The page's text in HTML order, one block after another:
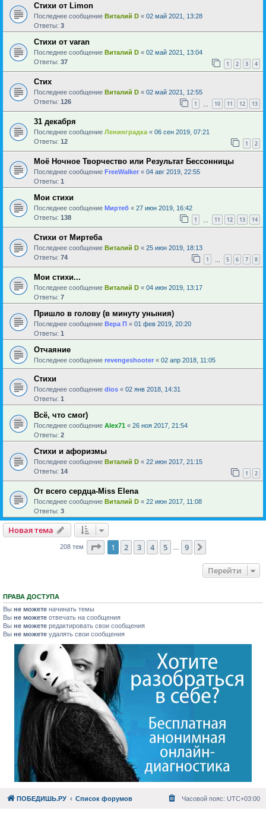
Стихи от Limon
Последнее сообщение Виталий D « 02 май 2021, 13:28
Ответы: 3
Стихи от varan
Последнее сообщение Виталий D « 02 май 2021, 13:04
Ответы: 37 1 2 3 4
Стих
Последнее сообщение Виталий D « 02 май 2021, 12:55
Ответы: 126 1 10 11 12 13
31 декабря
Последнее сообщение Ленинградка « 06 сен 2019, 07:21
Ответы: 12 1 2
Моё Ночное Творчество или Результат Бессонницы
Последнее сообщение FreeWalker « 04 авг 2019, 22:55
Ответы: 1
Мои стихи
Последнее сообщение Миртеб « 27 июн 2019, 16:42
Ответы: 138 1 11 12 13 14
Стихи от Миртеба
Последнее сообщение Виталий D « 25 июн 2019, 18:13
Ответы: 74 1 5 6 7 8
Мои стихи...
Последнее сообщение Виталий D « 04 июн 2019, 13:17
Ответы: 7
Пришло в голову (в минуту уныния)
Последнее сообщение Вера П « 01 фев 2019, 20:20
Ответы: 1
Отчаяние
Последнее сообщение revengeshooter « 02 апр 2018, 11:05
Стихи
Последнее сообщение dios « 02 янв 2018, 14:31
Ответы: 1
Всё, что смог)
Последнее сообщение Alex71 « 26 ноя 2017, 21:54
Ответы: 2
Стихи и афоризмы
Последнее сообщение Виталий D « 22 июн 2017, 21:15
Ответы: 14 1 2
От всего сердца-Miss Elena
Последнее сообщение Виталий D « 22 июн 2017, 11:08
Ответы: 3
Новая тема
208 тем Страница из
1 2 3 4 5 9
Перейти
ПРАВА ДОСТУПА
Вы не можете начинать темы
Вы не можете отвечать на сообщения
Вы не можете редактировать свои сообщения
Вы не можете удалять свои сообщения
ПОБЕДИШЬ.РУ Список форумов Часовой пояс: UTC+03:00